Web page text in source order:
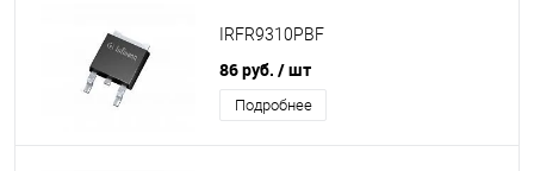
IRFR9310PBF
86 руб. / шт
Подробнее